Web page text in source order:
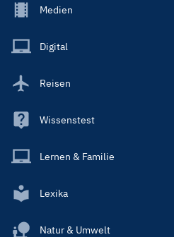
Footer
Main
Medien
Digital
Reisen
Wissenstest
Lernen & Familie
Lexika
Natur & Umwelt